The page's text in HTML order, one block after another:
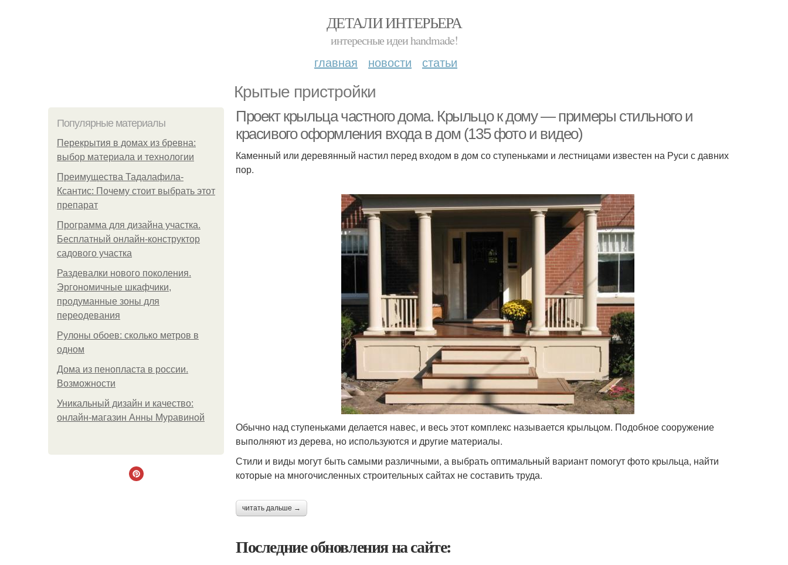
ДЕТАЛИ ИНТЕРЬЕРА
интересные идеи handmade!
главная новости статьи
Крытые пристройки
Популярные материалы
Перекрытия в домах из бревна:
выбор материала и технологии
Преимущества Тадалафила-
Ксантис: Почему стоит выбрать этот
препарат
Программа для дизайна участка.
Бесплатный онлайн-конструктор
садового участка
Раздевалки нового поколения.
Эргономичные шкафчики,
продуманные зоны для
переодевания
Рулоны обоев: сколько метров в
одном
Дома из пенопласта в россии.
Возможности
Уникальный дизайн и качество:
онлайн-магазин Анны Муравиной
Проект крыльца частного дома. Крыльцо к дому — примеры стильного и
красивого оформления входа в дом (135 фото и видео)
Каменный или деревянный настил перед входом в дом со ступеньками и лестницами известен на Руси с давних
пор.
Обычно над ступеньками делается навес, и весь этот комплекс называется крыльцом. Подобное сооружение
выполняют из дерева, но используются и другие материалы.
Стили и виды могут быть самыми различными, а выбрать оптимальный вариант помогут фото крыльца, найти
которые на многочисленных строительных сайтах не составить труда.
читать дальше →
Последние обновления на сайте: